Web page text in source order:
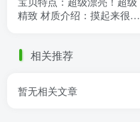
精致 材质介绍：摸起来很舒
送 ......
相关推荐
暂无相关文章